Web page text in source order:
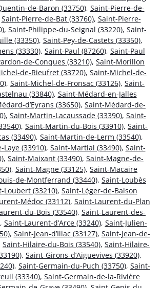
de-Baron (33750), Saint-Pierre-de-
Saint-Pierre-de-Bat (33760), Saint-Pierre-
, Saint-Philippe-du-Seignal (33220), Saint-
(33350), Saint-Pey-de-Castets (33350),
(33330), Saint-Paul (87260), Saint-Paul
de-Conques (33210), Saint-Morillon
de-Rieufret (33720), Saint-Michel-de-
, Saint-Michel-de-Fronsac (33126), Saint-
(33840), Saint-Médard-en-Jalles
d’Eyrans (33650), Saint-Médard-de-
, Saint-Martin-Lacaussade (33390), Saint-
, Saint-Martin-du-Bois (33910), Saint-
(33490), Saint-Martin-de-Lerm (33540),
(33910), Saint-Martial (33490), Saint-
, Saint-Maixant (33490), Saint-Magne-de-
, Saint-Magne (33125), Saint-Macaire
de-Montferrand (33440), Saint-Loubès
Loubert (33210), Saint-Léger-de-Balson
Médoc (33112), Saint-Laurent-du-Plan
du-Bois (33540), Saint-Laurent-des-
, Saint-Laurent-d’Arce (33240), Saint-Julien-
, Saint-Jean-d’Illac (33127), Saint-Jean-de-
Saint-Hilaire-du-Bois (33540), Saint-Hilaire-
, Saint-Girons-d’Aiguevives (33920),
, Saint-Germain-du-Puch (33750), Saint-
(33340), Saint-Germain-de-la-Rivière